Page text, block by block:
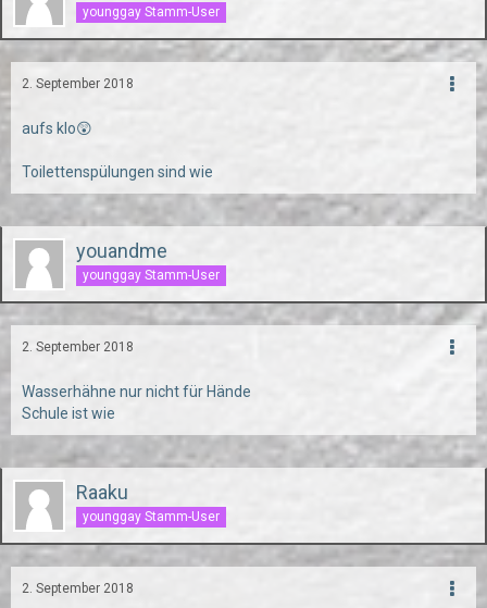
younggay Stamm-User
2. September 2018
aufs klo😲
Toilettenspülungen sind wie
youandme
younggay Stamm-User
2. September 2018
Wasserhähne nur nicht für Hände
Schule ist wie
Raaku
younggay Stamm-User
2. September 2018